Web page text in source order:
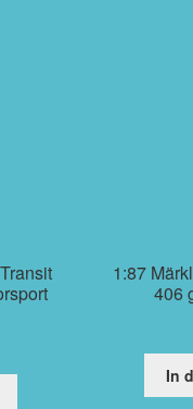
1:87
406
In